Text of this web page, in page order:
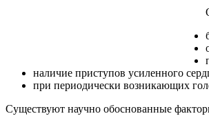
наличие приступов усиленного
при периодически возникающих
Существуют научно обоснованные